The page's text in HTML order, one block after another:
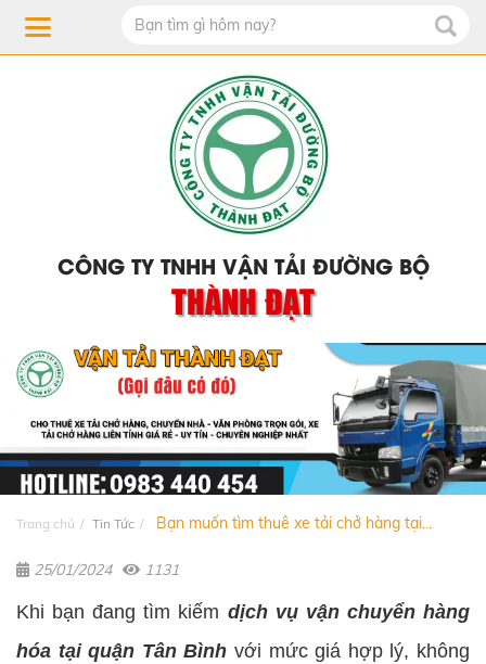
CÔNG TY TNHH VẬN TẢI ĐƯỜNG BỘ
THÀNH ĐẠT
Trang chủ Tin Tức Bạn muốn tìm thuê xe tải chở hàng tại...
25/01/2024 1131
Khi bạn đang tìm kiếm dịch vụ vận chuyển hàng
hóa tại quận Tân Bình với mức giá hợp lý, không